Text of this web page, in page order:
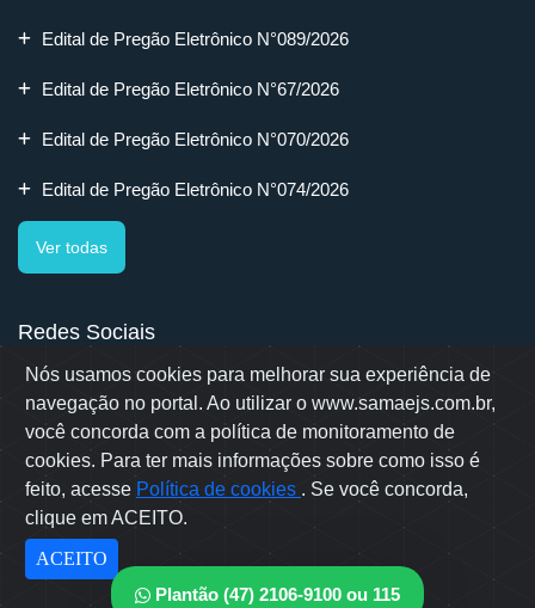
Nós usamos cookies para melhorar sua experiência de
navegação no portal. Ao utilizar o www.samaejs.com.br,
você concorda com a política de monitoramento de
cookies. Para ter mais informações sobre como isso é
feito, acesse Política de cookies . Se você concorda,
clique em ACEITO.
ACEITO
Edital de Pregão Eletrônico N°089/2026
Edital de Pregão Eletrônico N°67/2026
Edital de Pregão Eletrônico N°070/2026
Edital de Pregão Eletrônico N°074/2026
Ver todas
Redes Sociais
Rua Erwino Menegotti, 478 - Bairro Água Verde - Jaraguá do Sul
- SC
Samae © 2022 - Todos os direitos reservados
Desenvolvido por: OWL Mídia Agência Digital
Plantão (47) 2106-9100 ou 115